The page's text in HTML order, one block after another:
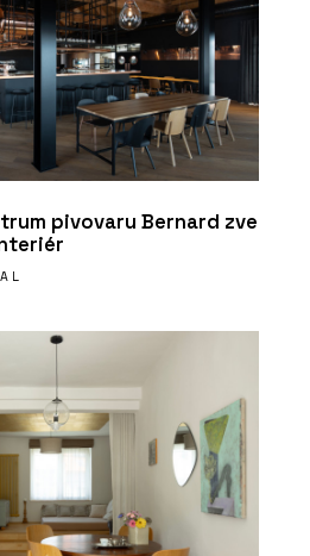
pivovaru Bernard zve